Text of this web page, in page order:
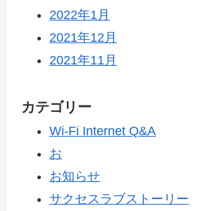
2022年1月
2021年12月
2021年11月
カテゴリー
Wi-Fi Internet Q&A
お
お知らせ
サクセスラブストーリー